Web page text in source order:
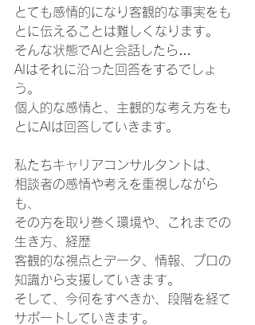
とても感情的になり客観的な事実をも
とに伝えることは難しくなります。
そんな状態でAIと会話したら…
AIはそれに沿った回答をするでしょ
う。
個人的な感情と、主観的な考え方をも
とにAIは回答していきます。
私たちキャリアコンサルタントは、
相談者の感情や考えを重視しながら
も、
その方を取り巻く環境や、これまでの
生き方、経歴
客観的な視点とデータ、情報、プロの
知識から支援していきます。
そして、今何をすべきか、段階を経て
サポートしていきます。